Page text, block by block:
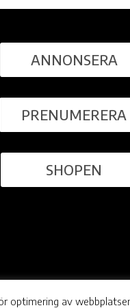
ANNONSERA
PRENUMERERA
SHOPEN
optimering av